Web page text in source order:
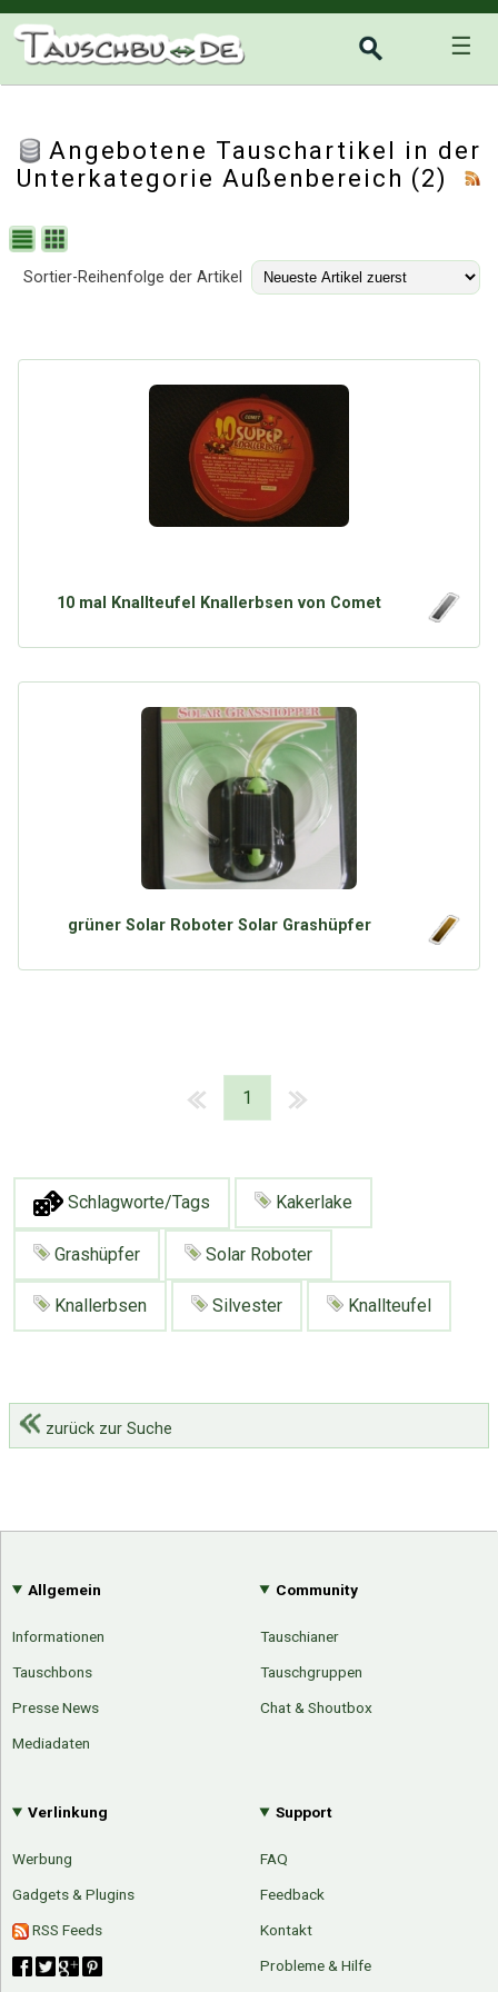
☰
Angebotene Tauschartikel in der
Unterkategorie Außenbereich (2)
Sortier-Reihenfolge der Artikel
10 mal Knallteufel Knallerbsen von Comet
grüner Solar Roboter Solar Grashüpfer
1
Schlagworte/Tags Kakerlake
Grashüpfer Solar Roboter
Knallerbsen Silvester Knallteufel
zurück zur Suche
Allgemein
Informationen
Tauschbons
Presse News
Mediadaten
Community
Tauschianer
Tauschgruppen
Chat & Shoutbox
Verlinkung
Werbung
Gadgets & Plugins
RSS Feeds
Support
FAQ
Feedback
Kontakt
Probleme & Hilfe